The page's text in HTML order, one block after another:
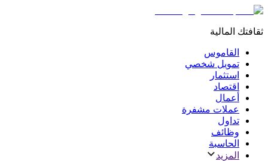
ثقافتك المالية
القاموس
تمويل شخصي
استثمار
اقتصاد
أعمال
عملات مشفرة
تداول
وظائف
الحاسبة
المزيد